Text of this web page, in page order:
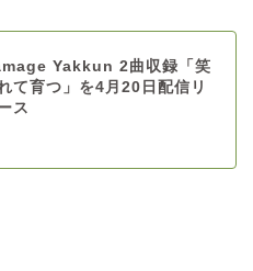
Yakkun 2曲収録「笑
て育つ」を4月20日配信リ
ス